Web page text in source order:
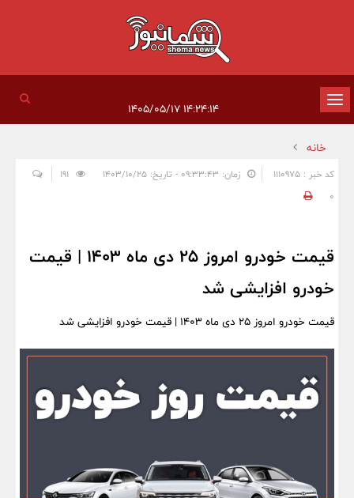
تغییر
وضعیت
ناوبری
خانه
کد خبر : 1110975 زمان: ۰۹:۳۳:۴۳ - تاریخ: ۱۴۰۳/۱۰/۲۵
0
قیمت خودرو امروز 25 دی ماه 1403 | قیمت
خودرو افزایشی شد
قیمت خودرو امروز 25 دی ماه 1403 | قیمت خودرو افزایشی شد